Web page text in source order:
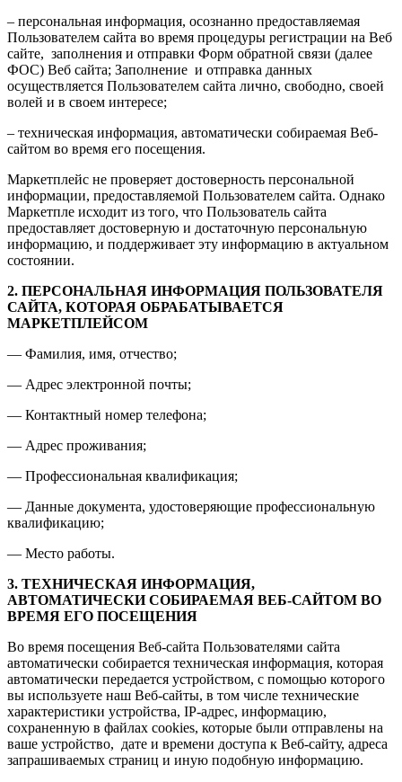
– персональная информация, осознанно предоставляемая
Пользователем сайта во время процедуры регистрации на Веб
сайте, заполнения и отправки Форм обратной связи (далее
ФОС) Веб сайта; Заполнение и отправка данных
осуществляется Пользователем сайта лично, свободно, своей
волей и в своем интересе;
– техническая информация, автоматически собираемая Веб-
сайтом во время его посещения.
Маркетплейс не проверяет достоверность персональной
информации, предоставляемой Пользователем сайта. Однако
Маркетпле исходит из того, что Пользователь сайта
предоставляет достоверную и достаточную персональную
информацию, и поддерживает эту информацию в актуальном
состоянии.
2. ПЕРСОНАЛЬНАЯ ИНФОРМАЦИЯ ПОЛЬЗОВАТЕЛЯ
САЙТА, КОТОРАЯ ОБРАБАТЫВАЕТСЯ
МАРКЕТПЛЕЙСОМ
— Фамилия, имя, отчество;
— Адрес электронной почты;
— Контактный номер телефона;
— Адрес проживания;
— Профессиональная квалификация;
— Данные документа, удостоверяющие профессиональную
квалификацию;
— Место работы.
3. ТЕХНИЧЕСКАЯ ИНФОРМАЦИЯ,
АВТОМАТИЧЕСКИ СОБИРАЕМАЯ ВЕБ-САЙТОМ ВО
ВРЕМЯ ЕГО ПОСЕЩЕНИЯ
Во время посещения Веб-сайта Пользователями сайта
автоматически собирается техническая информация, которая
автоматически передается устройством, с помощью которого
вы используете наш Веб-сайты, в том числе технические
характеристики устройства, IP-адрес, информацию,
сохраненную в файлах cookies, которые были отправлены на
ваше устройство, дате и времени доступа к Веб-сайту, адреса
запрашиваемых страниц и иную подобную информацию.